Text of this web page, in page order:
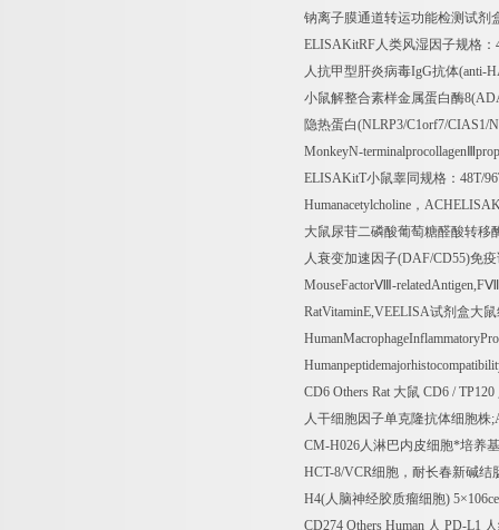
钠离子膜通道转运功能检测试剂
ELISAKitRF人类风湿因子规格：
人抗甲型肝炎病毒IgG抗体(anti-
小鼠解整合素样金属蛋白酶
隐热蛋白(NLRP3/C1orf7/CIAS1/
MonkeyN-terminalprocollagen
ELISAKitT小鼠睾同规格： 48T/
Humanacetylcholine ，
大鼠尿苷二磷酸葡萄糖醛酸转移
人衰变加速因子(DAF/CD55)免
MouseFactorⅧ -relatedAntigen,F
RatVitaminE,VEELISA试剂盒大
CD6 Others Rat 大鼠 CD6 / TP120
人干细胞因子单克隆抗体细胞株
CM-H026人淋巴内皮细胞*培养基
HCT-8/VCR细胞，耐长春新碱结
H4(人脑神经胶质瘤细胞) 5×
CD274 Others Human 人 PD-L1